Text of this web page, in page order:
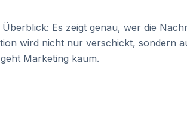
Es zeigt genau, wer die
wird nicht nur verschickt, sondern
Marketing kaum.